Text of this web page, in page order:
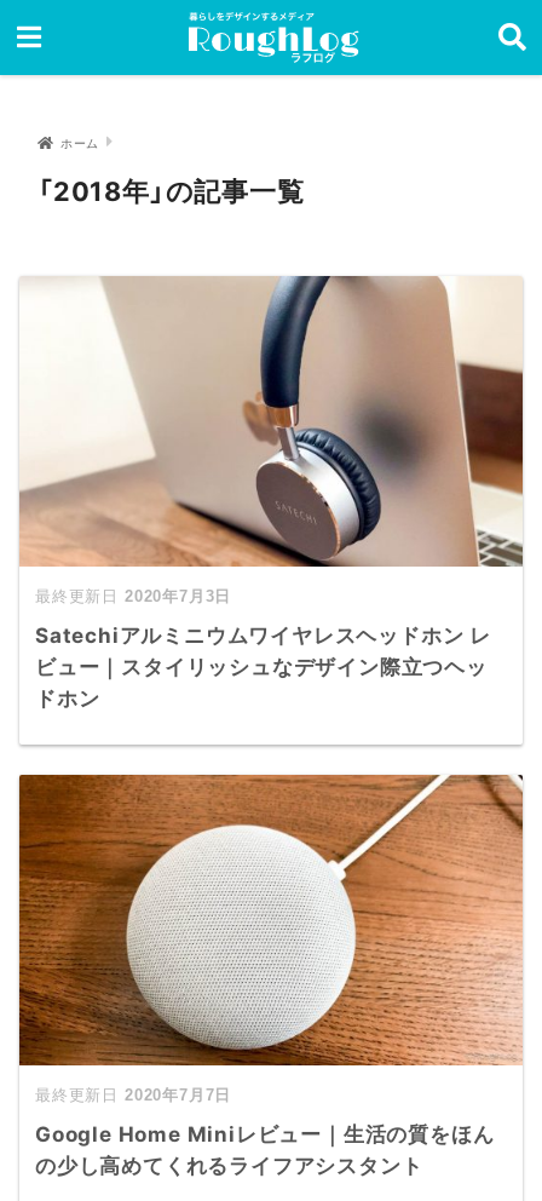
ホーム
「2018年」の記事一覧
2020年7月3日
Satechiアルミニウムワイヤレスヘッドホン レ
ビュー｜スタイリッシュなデザイン際立つヘッ
ドホン
2020年7月7日
Google Home Miniレビュー｜生活の質をほん
の少し高めてくれるライフアシスタント